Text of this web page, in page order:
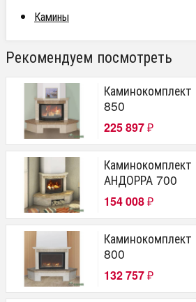
Камины
Рекомендуем посмотреть
850
225 897 ₽
АНДОРРА 700
154 008 ₽
800
132 757 ₽